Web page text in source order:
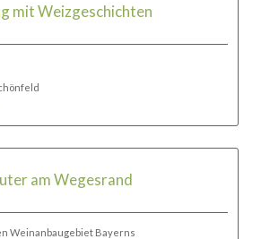
mit Weizgeschichten
am Wegesrand
Weinanbaugebiet Bayerns